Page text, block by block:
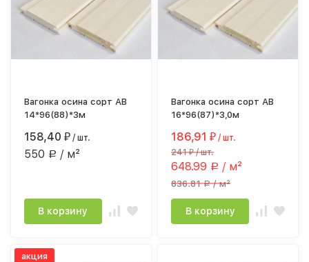
Вагонка осина сорт АВ
14*96(88)*3м
158,40₽ / шт.
550 Р / м²
В корзину
Вагонка осина сорт АВ
16*96(87)*3,0м
186,91₽ / шт.
241₽/ шт.
648.99 Р / м²
836.81Р / м²
В корзину
акция